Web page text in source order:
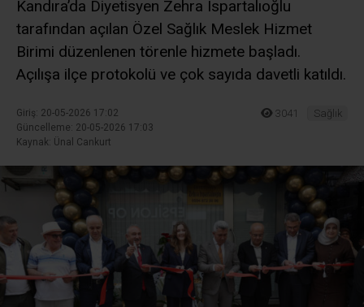
Kandıra’da Diyetisyen Zehra Ispartalıoğlu
tarafından açılan Özel Sağlık Meslek Hizmet
Birimi düzenlenen törenle hizmete başladı.
Açılışa ilçe protokolü ve çok sayıda davetli katıldı.
Giriş: 20-05-2026 17:02
Güncelleme: 20-05-2026 17:03
Kaynak: Ünal Cankurt
3041 Sağlık